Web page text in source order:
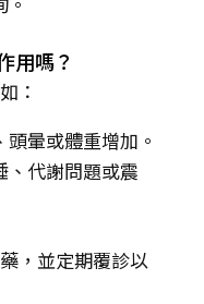
用嗎？
：
暈或體重增加。
、代謝問題或震
，並定期覆診以